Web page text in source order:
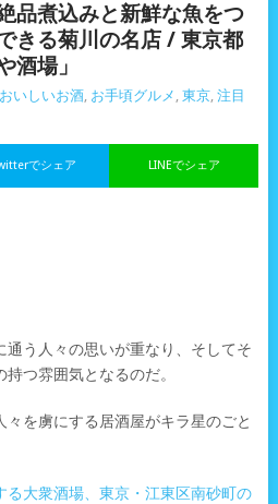
品煮込みと新鮮な魚をつ
きる菊川の名店 / 東京都
酒場」
おいしいお酒, お手頃グルメ , 東京, 注目
LINEでシェア
でシェア
通う人々の思いが重なり、そしてそ
つ雰囲気となるのだ。
を虜にする居酒屋がキラ星のごと
る大衆酒場、東京・江東区南砂町の